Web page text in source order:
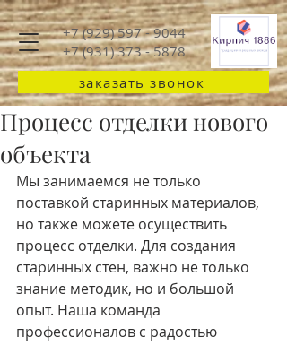
+7 (929) 597 - 9044
+7 (931) 373 - 5878
заказать звонок
Процесс отделки нового
объекта
Мы занимаемся не только
поставкой старинных материалов,
но также можете осуществить
процесс отделки. Для создания
старинных стен, важно не только
знание методик, но и большой
опыт. Наша команда
профессионалов с радостью